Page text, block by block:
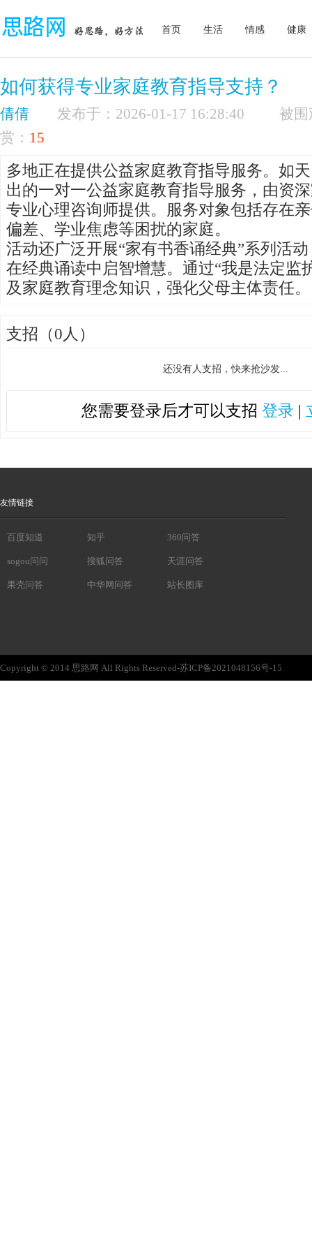
首页 生活 情感 健康
如何获得专业家庭教育指导支持？
倩倩 发布于：2026-01-17 16:28:40
赏： 15
多地正在提供公益家庭教育指导服务。如
出的一对一公益家庭教育指导服务，由资
专业心理咨询师提供。服务对象包括存在
偏差、学业焦虑等困扰的家庭。
活动还广泛开展“家有书香诵经典”系列活
在经典诵读中启智增慧。通过“我是法定监
及家庭教育理念知识，强化父母主体责任。
支招（0人）
还没有人支招，快来抢沙发...
您需要登录后才可以支招 登录 |
友情链接
百度知道 知乎 360问答
sogou问问 搜狐问答 天涯问答
果壳问答 中华网问答 站长图库
Copyright © 2014 思路网 All Rights Reserved-苏ICP备2021048156号-15